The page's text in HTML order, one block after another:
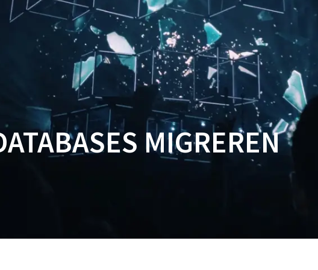
STARTSEITE FEATURES PLANUNG
MIGREREN